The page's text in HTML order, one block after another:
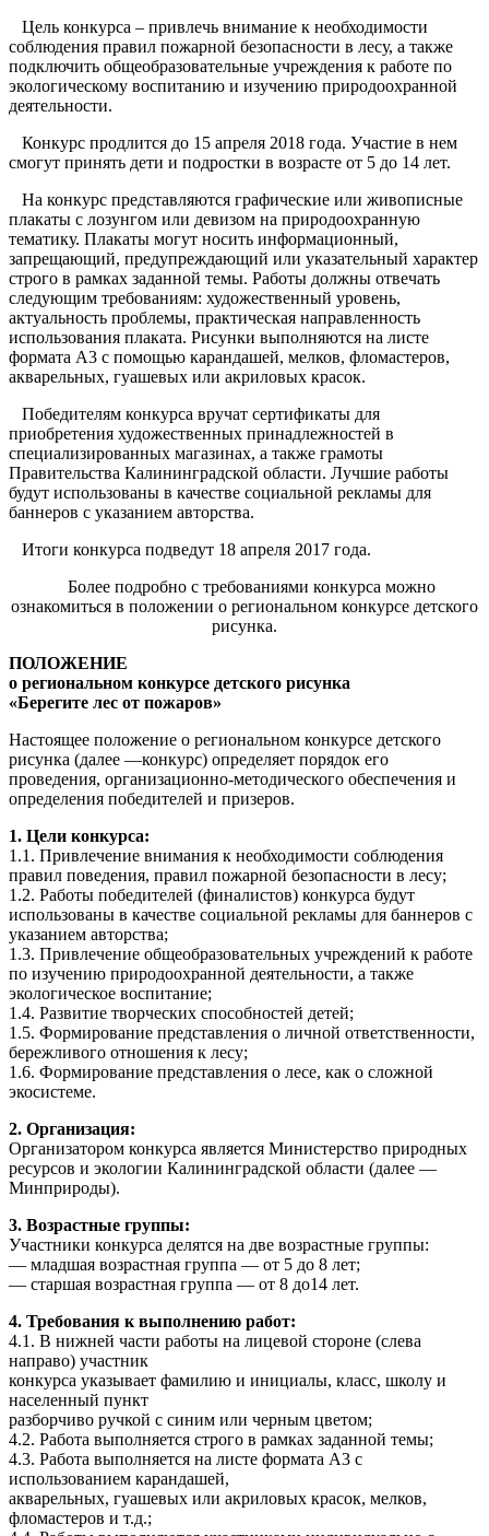
Цель конкурса – привлечь внимание к необходимости
соблюдения правил пожарной безопасности в лесу, а также
подключить общеобразовательные учреждения к работе по
экологическому воспитанию и изучению природоохранной
деятельности.
Конкурс продлится до 15 апреля 2018 года. Участие в нем
смогут принять дети и подростки в возрасте от 5 до 14 лет.
На конкурс представляются графические или живописные
плакаты с лозунгом или девизом на природоохранную
тематику. Плакаты могут носить информационный,
запрещающий, предупреждающий или указательный характер
строго в рамках заданной темы. Работы должны отвечать
следующим требованиям: художественный уровень,
актуальность проблемы, практическая направленность
использования плаката. Рисунки выполняются на листе
формата А3 с помощью карандашей, мелков, фломастеров,
акварельных, гуашевых или акриловых красок.
Победителям конкурса вручат сертификаты для
приобретения художественных принадлежностей в
специализированных магазинах, а также грамоты
Правительства Калининградской области. Лучшие работы
будут использованы в качестве социальной рекламы для
баннеров с указанием авторства.
Итоги конкурса подведут 18 апреля 2017 года.
Более подробно с требованиями конкурса можно
ознакомиться в положении о региональном конкурсе детского
рисунка.
ПОЛОЖЕНИЕ
о региональном конкурсе детского рисунка
«Берегите лес от пожаров»
Настоящее положение о региональном конкурсе детского
рисунка (далее —конкурс) определяет порядок его
проведения, организационно-методического обеспечения и
определения победителей и призеров.
1. Цели конкурса:
1.1. Привлечение внимания к необходимости соблюдения
правил поведения, правил пожарной безопасности в лесу;
1.2. Работы победителей (финалистов) конкурса будут
использованы в качестве социальной рекламы для баннеров с
указанием авторства;
1.3. Привлечение общеобразовательных учреждений к работе
по изучению природоохранной деятельности, а также
экологическое воспитание;
1.4. Развитие творческих способностей детей;
1.5. Формирование представления о личной ответственности,
бережливого отношения к лесу;
1.6. Формирование представления о лесе, как о сложной
экосистеме.
2. Организация:
Организатором конкурса является Министерство природных
ресурсов и экологии Калининградской области (далее —
Минприроды).
3. Возрастные группы:
Участники конкурса делятся на две возрастные группы:
— младшая возрастная группа — от 5 до 8 лет;
— старшая возрастная группа — от 8 до14 лет.
4. Требования к выполнению работ:
4.1. В нижней части работы на лицевой стороне (слева
направо) участник
конкурса указывает фамилию и инициалы, класс, школу и
населенный пункт
разборчиво ручкой с синим или черным цветом;
4.2. Работа выполняется строго в рамках заданной темы;
4.3. Работа выполняется на листе формата А3 с
использованием карандашей,
акварельных, гуашевых или акриловых красок, мелков,
фломастеров и т.д.;